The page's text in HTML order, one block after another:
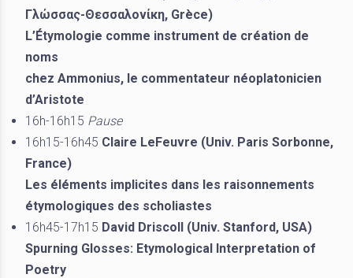
Γλώσσας-Θεσσαλονίκη, Grèce)
L’Étymologie comme instrument de création de
noms
chez Ammonius, le commentateur néoplatonicien
d’Aristote
16h-16h15 Pause
16h15-16h45 Claire LeFeuvre (Univ. Paris Sorbonne,
France)
Les éléments implicites dans les raisonnements
étymologiques des scholiastes
16h45-17h15 David Driscoll (Univ. Stanford, USA)
Spurning Glosses: Etymological Interpretation of
Poetry